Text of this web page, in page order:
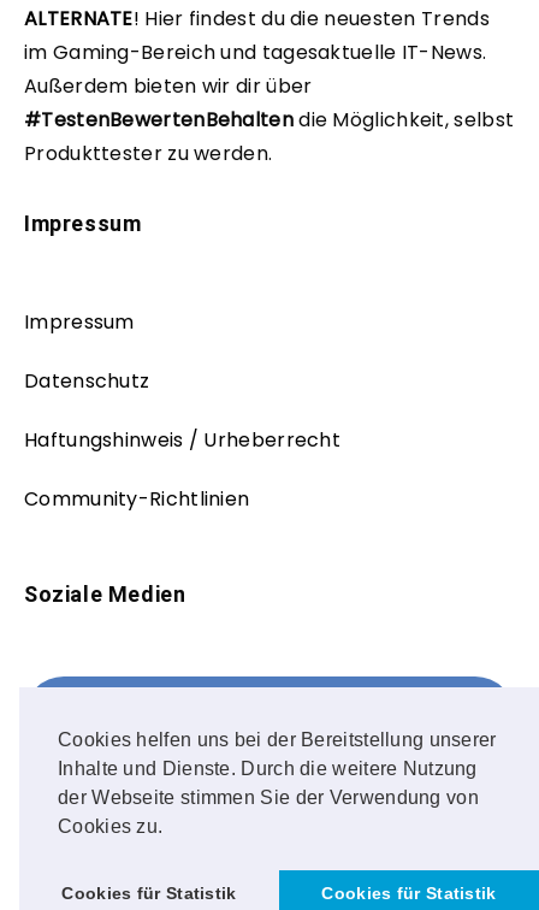
Cookies helfen uns bei der Bereitstellung unserer
Inhalte und Dienste. Durch die weitere Nutzung
der Webseite stimmen Sie der Verwendung von
Cookies zu.
Cookies für Statistik Cookies für Statistik
ALTERNATE! Hier findest du die neuesten Trends
im Gaming-Bereich und tagesaktuelle IT-News.
Außerdem bieten wir dir über
#TestenBewertenBehaltendie Möglichkeit, selbst
Produkttester zu werden.
Impressum
Impressum
Datenschutz
Haftungshinweis / Urheberrecht
Community-Richtlinien
Soziale Medien
FOLLOW ME!
Instagram
OUR PHOTOS!